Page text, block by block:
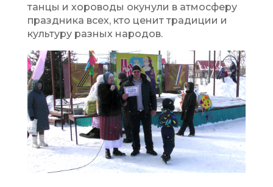
танцы и хороводы окунули в атмосферу
праздника всех, кто ценит традиции и
культуру разных народов.